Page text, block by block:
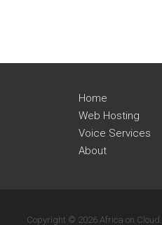
Home
Web Hosting
Voice Services
About
Copyright © 2026 Africa on